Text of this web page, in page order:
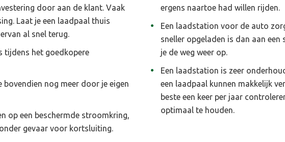
door aan de klant. Vaak
Laat je een laadpaal thuis
al snel terug.
tijdens het goedkopere
bovendien nog meer door je eigen
op een beschermde stroomkring,
gevaar voor kortsluiting.
ergens naartoe had willen rijden.
Een laadstation voor de auto
sneller opgeladen is dan aan
je de weg weer op.
Een laadstation is zeer
een laadpaal kunnen makkelijk
beste een keer per jaar
optimaal te houden.